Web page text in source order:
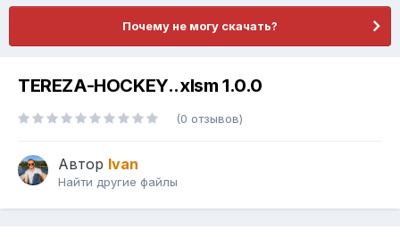
Почему не могу скачать?
TEREZA-HOCKEY..xlsm 1.0.0
(0 отзывов)
Автор Ivan
Найти другие файлы